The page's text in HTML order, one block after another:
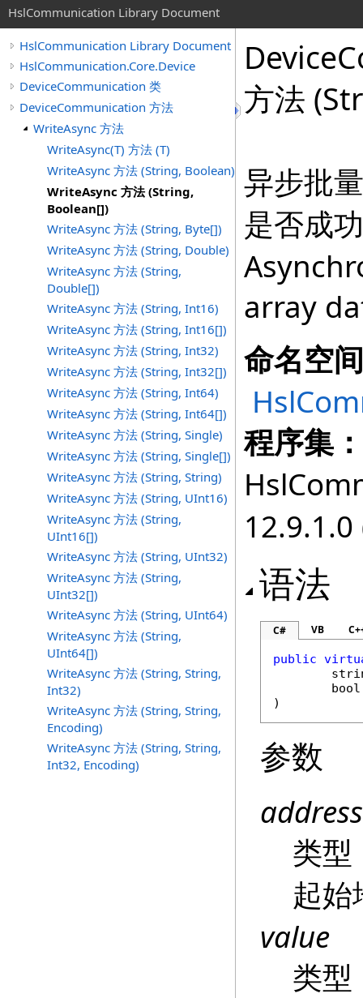
HslCommunication Library Document
HslCommunication Library Document
HslCommunication.Core.Device
DeviceCommunication 类
DeviceCommunication 方法
WriteAsync 方法
WriteAsync(T) 方法 (T)
WriteAsync 方法 (String, Boolean)
WriteAsync 方法 (String,
Boolean[])
WriteAsync 方法 (String, Byte[])
WriteAsync 方法 (String, Double)
WriteAsync 方法 (String,
Double[])
WriteAsync 方法 (String, Int16)
WriteAsync 方法 (String, Int16[])
WriteAsync 方法 (String, Int32)
WriteAsync 方法 (String, Int32[])
WriteAsync 方法 (String, Int64)
WriteAsync 方法 (String, Int64[])
WriteAsync 方法 (String, Single)
WriteAsync 方法 (String, Single[])
WriteAsync 方法 (String, String)
WriteAsync 方法 (String, UInt16)
WriteAsync 方法 (String,
UInt16[])
WriteAsync 方法 (String, UInt32)
WriteAsync 方法 (String,
UInt32[])
WriteAsync 方法 (String, UInt64)
WriteAsync 方法 (String,
UInt64[])
WriteAsync 方法 (String, String,
Int32)
WriteAsync 方法 (String, String,
Encoding)
WriteAsync 方法 (String, String,
Int32, Encoding)
方法
异步批
是否成功
array
命名空
程序集：
语法
C# VB
public
bool
)
参数
address
类型
起始
value
类型